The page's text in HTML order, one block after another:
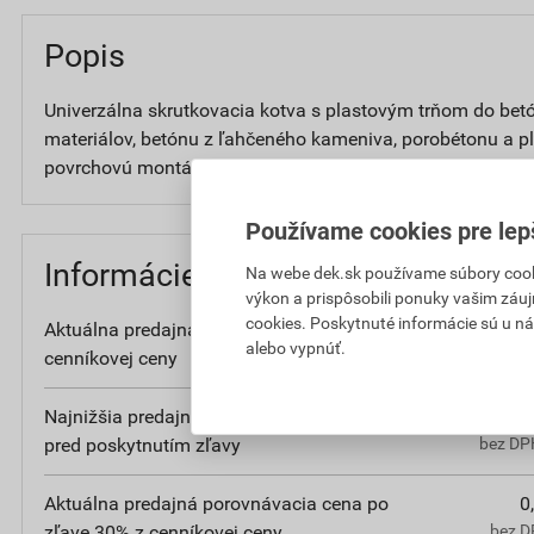
Popis
Univerzálna skrutkovacia kotva s plastovým trňom do
materiálov, betónu z ľahčeného kameniva, porobétonu a
povrchovú montáž.
Informácie o cene
Aktuálna predajná cena po zľave 30% z
cenníkovej ceny
Najnižšia predajná cena v období 30 dní
pred poskytnutím zľavy
bez
Aktuálna predajná porovnávacia cena po
Používame cookies pre
Na webe dek.sk používame súbory
výkon a prispôsobili ponuky vašim
cookies. Poskytnuté informácie sú u
alebo vypnúť.